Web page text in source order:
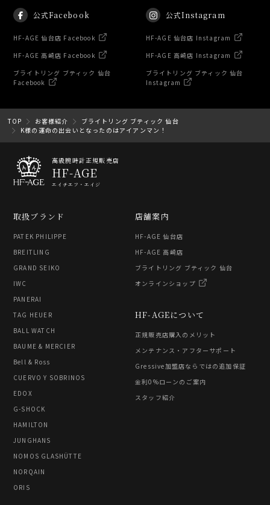
公式Facebook
HF-AGE 仙台店 Facebook
HF-AGE 高崎店 Facebook
ブライトリング ブティック 仙台
Facebook
公式Instagram
HF-AGE 仙台店 Instagram
HF-AGE 高崎店 Instagram
ブライトリング ブティック 仙台
Instagram
TOP お客様紹介
ブライトリング ブティック 仙台
K様の運命の出会いとなったのはアイアンマン！
高級腕時計正規販売店
HF-AGE
エイチエフ・エイジ
取扱ブランド
PATEK PHILIPPE
BREITLING
GRAND SEIKO
IWC
PANERAI
TAG HEUER
BALL WATCH
BAUME & MERCIER
Bell & Ross
CUERVO Y SOBRINOS
EDOX
G-SHOCK
HAMILTON
JUNGHANS
NOMOS GLASHÜTTE
NORQAIN
ORIS
HF-AGEについて
正規販売店購入のメリット
メンテナンス・アフターサポート
Gressive加盟店ならではの追加保証
金利0%ローンのご案内
スタッフ紹介
店舗案内
HF-AGE 仙台店
HF-AGE 高崎店
ブライトリング ブティック 仙台
オンラインショップ